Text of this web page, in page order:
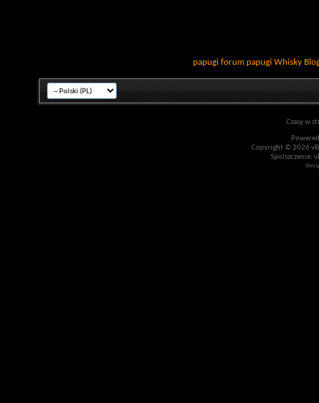
papugi forum papugi Whisky
Czasy w
Copyright © 2026
Spolszczenie: